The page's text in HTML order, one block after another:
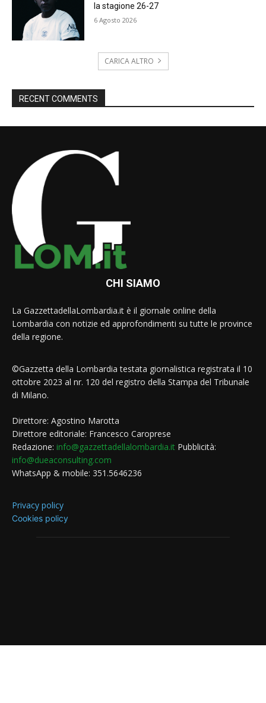
la stagione 26-27
6 Agosto 2026
CARICA ALTRO
RECENT COMMENTS
CHI SIAMO
La GazzettadellaLombardia.it è il giornale online della
Lombardia con notizie ed approfondimenti su tutte le province
della regione.
©Gazzetta della Lombardia testata giornalistica registrata il 10
ottobre 2023 al nr. 120 del registro della Stampa del Tribunale
di Milano.
Direttore: Agostino Marotta
Direttore editoriale: Francesco Caroprese
Redazione: info@gazzettadellalombardia.it Pubblicità:
info@dueaconsulting.com
WhatsApp & mobile: 351.5646236
Privacy policy
Cookies policy